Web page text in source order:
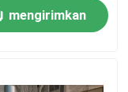
mengirimkan